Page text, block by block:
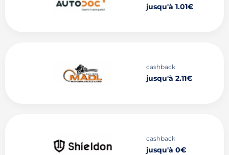
jusqu'à 1.01€
cashback
jusqu'à 2.11€
cashback
jusqu'à 0€